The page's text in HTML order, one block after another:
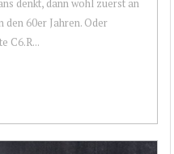
denkt, dann wohl zuerst an
60er Jahren. Oder
C6.R...